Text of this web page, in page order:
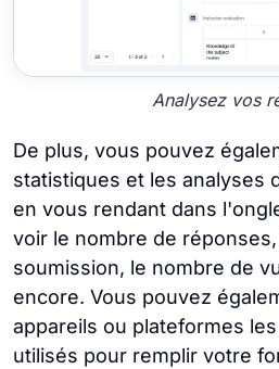
Analysez vos
De plus, vous pouvez
statistiques et les analyses
en vous rendant dans
voir le nombre de
soumission, le nombre de
encore. Vous pouvez
appareils ou plateformes
utilisés pour remplir votre